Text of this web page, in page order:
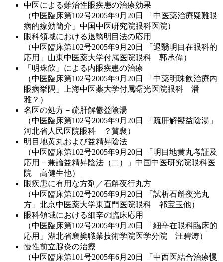
中医による難治性眼疾患の治療効果
（中医臨床第102号2005年9月20日 「中医薬治療疑難眼
病的療効簡介」中国中医研究院眼科医院）
眼科領域における退翳明目法の応用
（中医臨床第102号2005年9月20日 「退翳明目在眼科的
応用」山東中医薬大学付属医院眼科 郭承偉）
「明珠飲」による内眼疾患の治療
（中医臨床第102号2005年9月20日 「中薬明珠飲治療内
眼病挙隅」上海中医薬大学付属曙光医院眼科 潘
雅？）
名医の処方－疏肝解鬱益陰湯
（中医臨床第102号2005年9月20日 「疏肝解鬱益陰湯」
河北省人民医院眼科 ？賛襄）
明目地黄丸および益精昇陰法
（中医臨床第102号2005年9月20日 「明目地黄丸考証及
応用－兼論益精昇陰法（二）」中国中医研究院眼科医
院 高健生他）
眼疾患に有用な方剤／石斛夜行丸方
（中医臨床第102号2005年9月20日 「試析石斛夜光丸
方」北京中医薬大学東直門医院眼科 祁宝玉他）
眼科領域における細辛の臨床応用
（中医臨床第102号2005年9月20日 「細辛在眼科臨床的
応用」湖北省襄樊職業技術学院医学分院 汪碧涛）
慢性前立腺炎の治療
（中医臨床第101号2005年6月20日 「中西医結合治療慢